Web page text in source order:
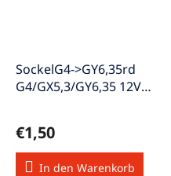
SockelG4->GY6,35rd
G4/GX5,3/GY6,35 12V
€1,50
In den Warenkorb